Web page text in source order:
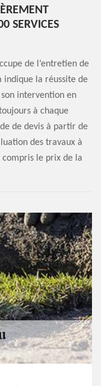
SERVICES
de l’entretien de
indique la réussite de
intervention en
à chaque
de devis à partir de
des travaux à
le prix de la